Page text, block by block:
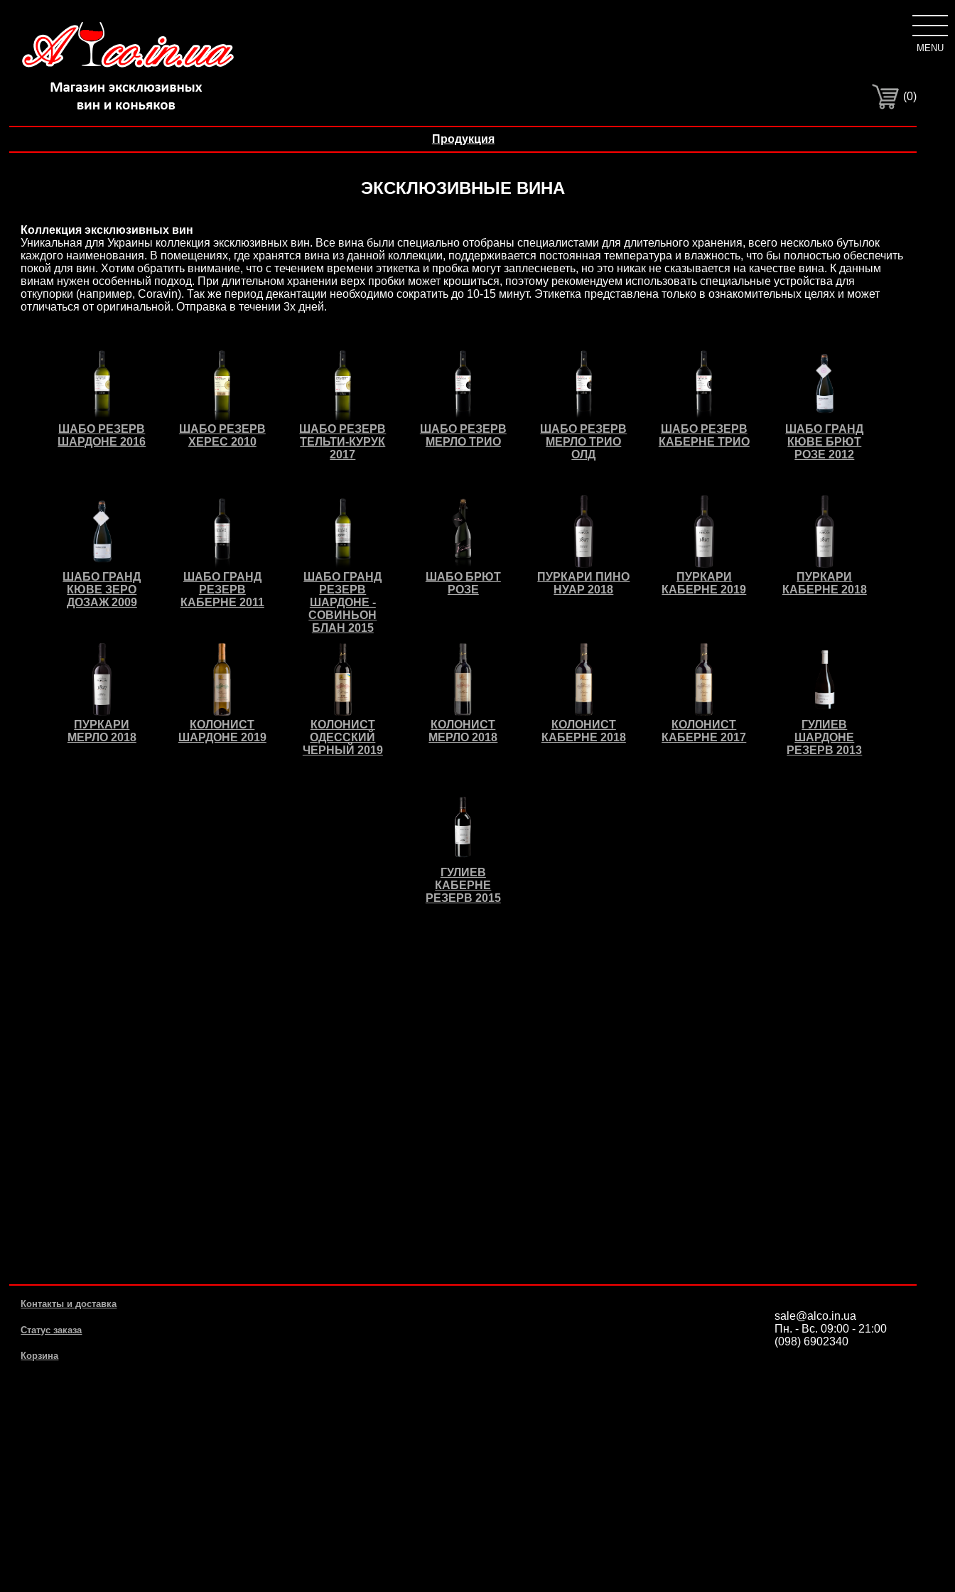
MENU
(0)
Продукция
ЭКСКЛЮЗИВНЫЕ ВИНА
Коллекция эксклюзивных вин
Уникальная для Украины коллекция эксклюзивных вин. Все вина были специально отобраны специалистами для длительного хранения, всего несколько бутылок
каждого наименования. В помещениях, где хранятся вина из данной коллекции, поддерживается постоянная температура и влажность, что бы полностью обеспечить
покой для вин. Хотим обратить внимание, что с течением времени этикетка и пробка могут заплесневеть, но это никак не сказывается на качестве вина. К данным
винам нужен особенный подход. При длительном хранении верх пробки может крошиться, поэтому рекомендуем использовать специальные устройства для
откупорки (например, Coravin). Так же период декантации необходимо сократить до 10-15 минут. Этикетка представлена только в ознакомительных целях и может
отличаться от оригинальной. Отправка в течении 3х дней.
ШАБО РЕЗЕРВ
ШАРДОНЕ 2016
ШАБО РЕЗЕРВ
ХЕРЕС 2010
ШАБО РЕЗЕРВ
ТЕЛЬТИ-КУРУК
2017
ШАБО РЕЗЕРВ
МЕРЛО ТРИО
ШАБО РЕЗЕРВ
МЕРЛО ТРИО
ОЛД
ШАБО РЕЗЕРВ
КАБЕРНЕ ТРИО
ШАБО ГРАНД
КЮВЕ БРЮТ
РОЗЕ 2012
ШАБО ГРАНД
КЮВЕ ЗЕРО
ДОЗАЖ 2009
ШАБО ГРАНД
РЕЗЕРВ
КАБЕРНЕ 2011
ШАБО ГРАНД
РЕЗЕРВ
ШАРДОНЕ -
СОВИНЬОН
БЛАН 2015
ШАБО БРЮТ
РОЗЕ
ПУРКАРИ ПИНО
НУАР 2018
ПУРКАРИ
КАБЕРНЕ 2019
ПУРКАРИ
КАБЕРНЕ 2018
ПУРКАРИ
МЕРЛО 2018
КОЛОНИСТ
ШАРДОНЕ 2019
КОЛОНИСТ
ОДЕССКИЙ
ЧЕРНЫЙ 2019
КОЛОНИСТ
МЕРЛО 2018
КОЛОНИСТ
КАБЕРНЕ 2018
КОЛОНИСТ
КАБЕРНЕ 2017
ГУЛИЕВ
ШАРДОНЕ
РЕЗЕРВ 2013
ГУЛИЕВ
КАБЕРНЕ
РЕЗЕРВ 2015
Контакты и доставка
Статус заказа
Корзина
sale@alco.in.ua
Пн. - Вс. 09:00 - 21:00
(098) 6902340